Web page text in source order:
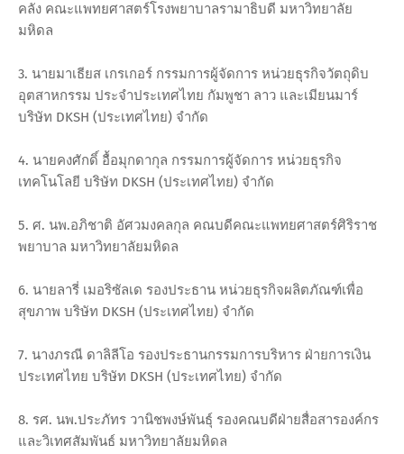
คลัง คณะแพทยศาสตร์โรงพยาบาลรามาธิบดี มหาวิทยาลัย
มหิดล
3. นายมาเธียส เกรเกอร์ กรรมการผู้จัดการ หน่วยธุรกิจวัตถุดิบ
อุตสาหกรรม ประจำประเทศไทย กัมพูชา ลาว และเมียนมาร์
บริษัท DKSH (ประเทศไทย) จำกัด
4. นายคงศักดิ์ อื้อมุกดากุล กรรมการผู้จัดการ หน่วยธุรกิจ
เทคโนโลยี บริษัท DKSH (ประเทศไทย) จำกัด
5. ศ. นพ.อภิชาติ อัศวมงคลกุล คณบดีคณะแพทยศาสตร์ศิริราช
พยาบาล มหาวิทยาลัยมหิดล
6. นายลารี่ เมอริซัลเด รองประธาน หน่วยธุรกิจผลิตภัณฑ์เพื่อ
สุขภาพ บริษัท DKSH (ประเทศไทย) จำกัด
7. นางภรณี ดาลิลีโอ รองประธานกรรมการบริหาร ฝ่ายการเงิน
ประเทศไทย บริษัท DKSH (ประเทศไทย) จำกัด
8. รศ. นพ.ประภัทร วานิชพงษ์พันธุ์ รองคณบดีฝ่ายสื่อสารองค์กร
และวิเทศสัมพันธ์ มหาวิทยาลัยมหิดล